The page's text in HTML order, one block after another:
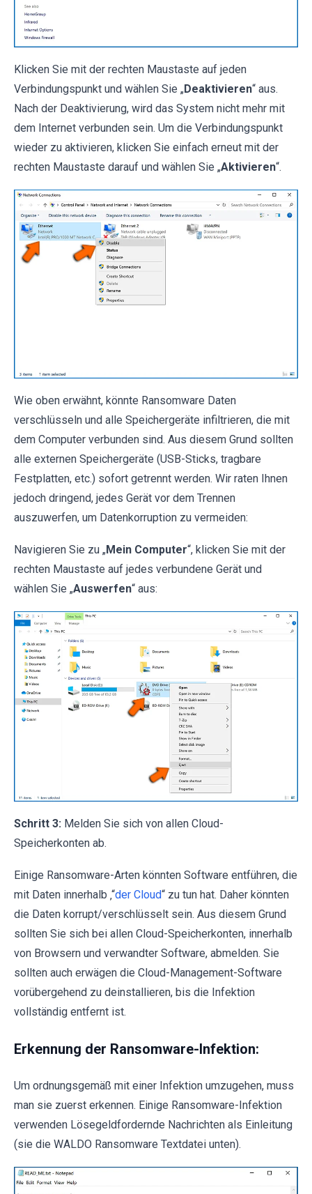
Klicken Sie mit der rechten Maustaste auf jeden
Verbindungspunkt und wählen Sie „Deaktivieren“ aus.
Nach der Deaktivierung, wird das System nicht mehr mit
dem Internet verbunden sein. Um die Verbindungspunkt
wieder zu aktivieren, klicken Sie einfach erneut mit der
rechten Maustaste darauf und wählen Sie „Aktivieren“.
Wie oben erwähnt, könnte Ransomware Daten
verschlüsseln und alle Speichergeräte infiltrieren, die mit
dem Computer verbunden sind. Aus diesem Grund sollten
alle externen Speichergeräte (USB-Sticks, tragbare
Festplatten, etc.) sofort getrennt werden. Wir raten Ihnen
jedoch dringend, jedes Gerät vor dem Trennen
auszuwerfen, um Datenkorruption zu vermeiden:
Navigieren Sie zu „Mein Computer“, klicken Sie mit der
rechten Maustaste auf jedes verbundene Gerät und
wählen Sie „Auswerfen“ aus:
Schritt 3: Melden Sie sich von allen Cloud-
Speicherkonten ab.
Einige Ransomware-Arten könnten Software entführen, die
mit Daten innerhalb ‚“der Cloud“ zu tun hat. Daher könnten
die Daten korrupt/verschlüsselt sein. Aus diesem Grund
sollten Sie sich bei allen Cloud-Speicherkonten, innerhalb
von Browsern und verwandter Software, abmelden. Sie
sollten auch erwägen die Cloud-Management-Software
vorübergehend zu deinstallieren, bis die Infektion
vollständig entfernt ist.
Erkennung der Ransomware-Infektion:
Um ordnungsgemäß mit einer Infektion umzugehen, muss
man sie zuerst erkennen. Einige Ransomware-Infektion
verwenden Lösegeldfordernde Nachrichten als Einleitung
(sie die WALDO Ransomware Textdatei unten).